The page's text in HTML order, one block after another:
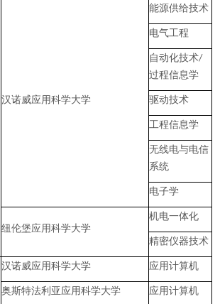
汉诺威应用科学大学
能源供给技术
电气工程
自动化技术/
过程信息学
驱动技术
工程信息学
无线电与电信
系统
电子学
纽伦堡应用科学大学
机电一体化
精密仪器技术
汉诺威应用科学大学 应用计算机
奥斯特法利亚应用科学大学 应用计算机